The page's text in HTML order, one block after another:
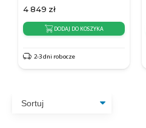
4 849 zł
DODAJ DO KOSZYKA
2-3 dni robocze